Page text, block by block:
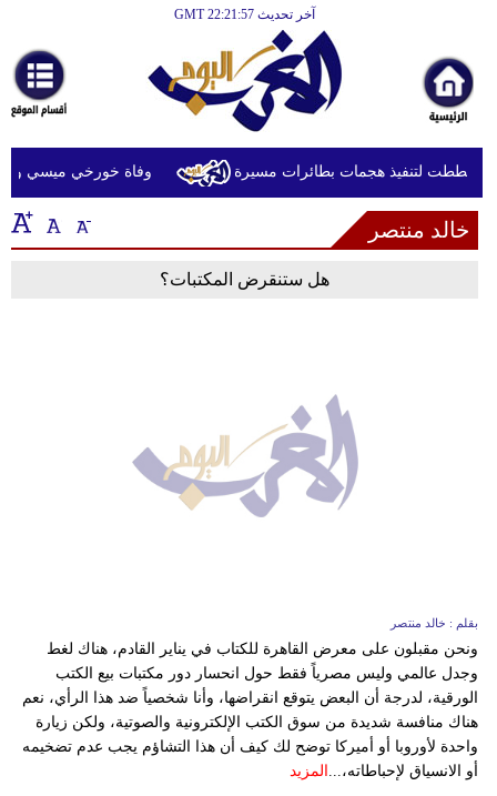
آخر تحديث GMT 22:21:57
أخبارعاجلة
رياضة
ثقافة
إقتصاد
البرلمان
المغربي
إعلام
وفاة خورخي ميسي والد خططت لتنفيذ هجمات بطائرات مسيرة
خالد منتصر
هل ستنقرض المكتبات؟
بقلم : خالد منتصر
ونحن مقبلون على معرض القاهرة للكتاب في يناير القادم، هناك لغط
وجدل عالمي وليس مصرياً فقط حول انحسار دور مكتبات بيع الكتب
الورقية، لدرجة أن البعض يتوقع انقراضها، وأنا شخصياً ضد هذا الرأي، نعم
هناك منافسة شديدة من سوق الكتب الإلكترونية والصوتية، ولكن زيارة
واحدة لأوروبا أو أميركا توضح لك كيف أن هذا التشاؤم يجب عدم تضخيمه
أو الانسياق لإحباطاته،... المزيد